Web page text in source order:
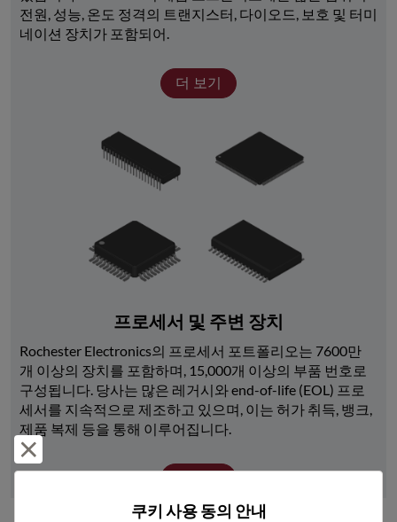
전원, 성능, 온도 정격의 트랜지스터, 다이오드, 보호 및 터미
네이션 장치가 포함되어.
더 보기
프로세서 및 주변 장치
Rochester Electronics의 프로세서 포트폴리오는 7600만
개 이상의 장치를 포함하며, 15,000개 이상의 부품 번호로
구성됩니다. 당사는 많은 레거시와 end-of-life (EOL) 프로
세서를 지속적으로 제조하고 있으며, 이는 허가 취득, 뱅크,
제품 복제 등을 통해 이루어집니다.
더 보기
쿠키 사용 동의 안내